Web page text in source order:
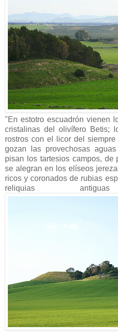
"En estotro escuadrón vienen
cristalinas del olivífero Betis;
rostros con el licor del
gozan las provechosas
pisan los tartesios campos, de
se alegran en los elíseos
ricos y coronados de rubias
reliquias